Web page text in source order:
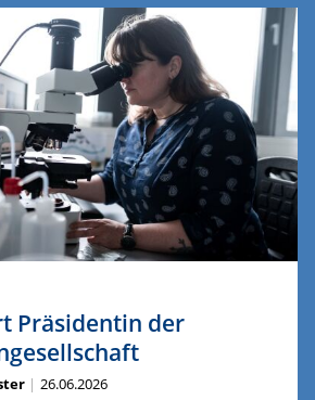
Präsidentin der
26.06.2026